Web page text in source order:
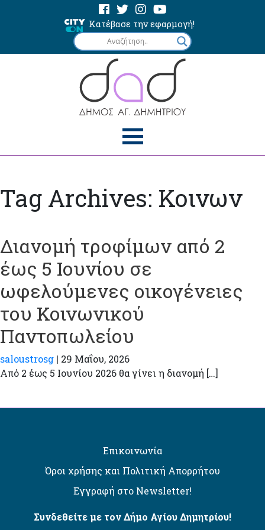
Κατέβασε την εφαρμογή!
Tag Archives: Κοινων
Διανομή τροφίμων από 2
έως 5 Ιουνίου σε
ωφελούμενες οικογένειες
του Κοινωνικού
Παντοπωλείου
saloustrosg | 29 Μαΐου, 2026
Από 2 έως 5 Ιουνίου 2026 θα γίνει η διανομή […]
Επικοινωνία
Όροι χρήσης και Πολιτική Απορρήτου
Εγγραφή στο Newsletter!
Συνδεθείτε με τον Δήμο Αγίου Δημητρίου!